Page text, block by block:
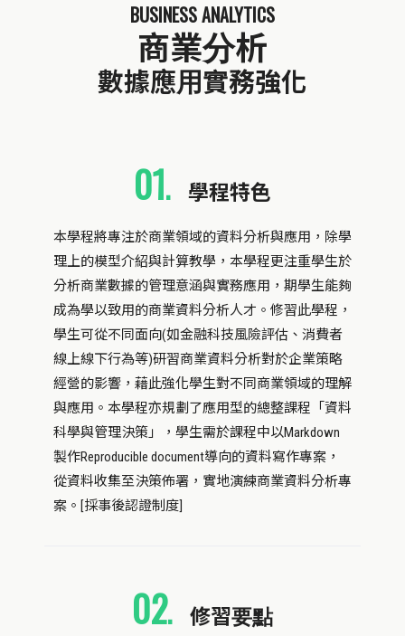
BUSINESS ANALYTICS
商業分析
數據應用實務強化
01. 學程特色
本學程將專注於商業領域的資料分析與應用，除學
理上的模型介紹與計算教學，本學程更注重學生於
分析商業數據的管理意涵與實務應用，期學生能夠
成為學以致用的商業資料分析人才。修習此學程，
學生可從不同面向(如金融科技風險評估、消費者
線上線下行為等)研習商業資料分析對於企業策略
經營的影響，藉此強化學生對不同商業領域的理解
與應用。本學程亦規劃了應用型的總整課程「資料
科學與管理決策」，學生需於課程中以Markdown
製作Reproducible document導向的資料寫作專案，
從資料收集至決策佈署，實地演練商業資料分析專
案。[採事後認證制度]
02. 修習要點